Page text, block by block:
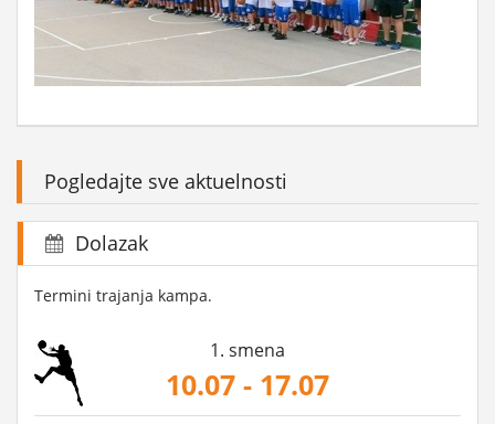
Pogledajte sve aktuelnosti
Dolazak
Termini trajanja kampa.
1. smena
10.07 - 17.07